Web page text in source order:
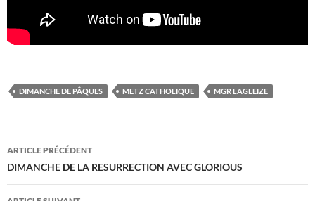
DIMANCHE DE PÂQUES METZ CATHOLIQUE MGR LAGLEIZE
Navigation
des
articles
ARTICLE PRÉCÉDENT
DIMANCHE DE LA RESURRECTION AVEC GLORIOUS